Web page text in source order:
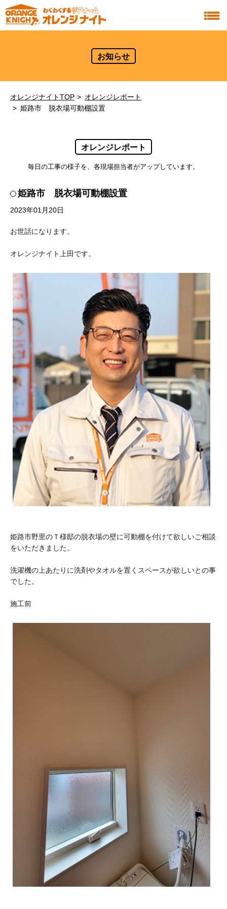
お知らせ
オレンジナイトTOP
オレンジレポート
姫路市 脱衣場可動棚設置
オレンジレポート
毎日の工事の様子を、各現場担当者がアップしています。
姫路市 脱衣場可動棚設置
2023年01月20日
お世話になります。
オレンジナイト上田です。
姫路市野里のＴ様邸の脱衣場の壁に可動棚を付けて欲しいご相談
をいただきました。
洗濯機の上あたりに洗剤やタオルを置くスペースが欲しいとの事
でした。
施工前